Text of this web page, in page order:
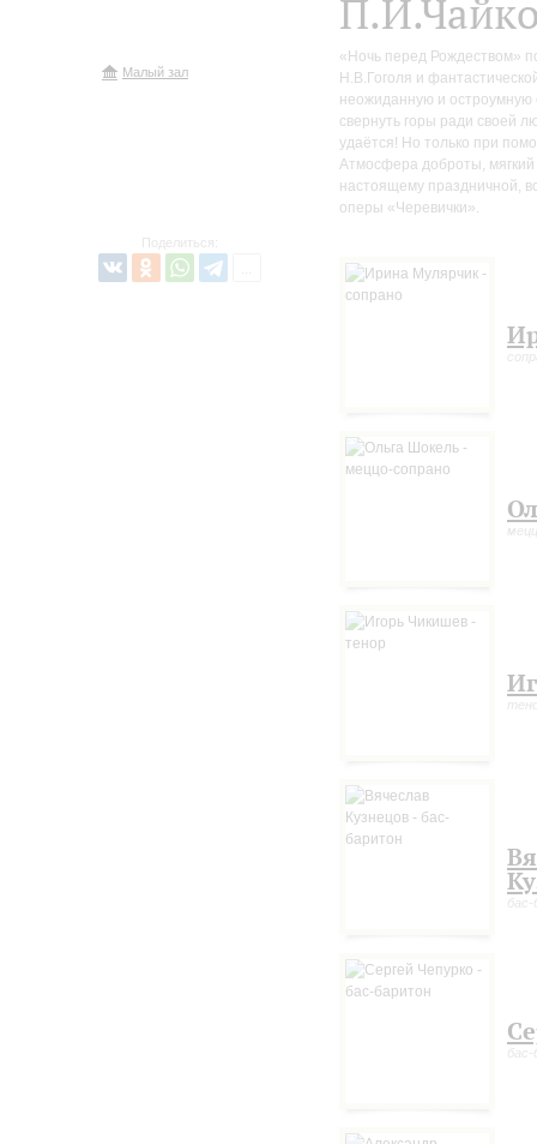
Малый зал
Поделиться:
«Ночь перед Рождеством»
Н.В.Гоголя и
неожиданную и остроумную
свернуть горы ради своей
удаётся! Но только при
Атмосфера доброты,
настоящему праздничной,
оперы «Черевички».